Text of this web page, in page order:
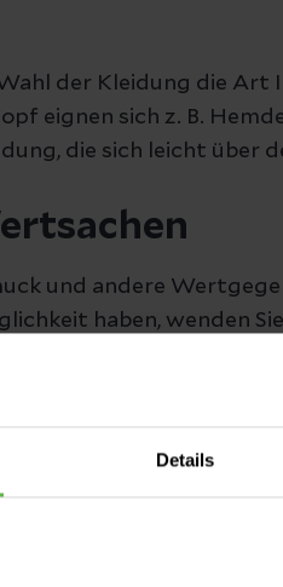
Details
der Kleidung die Art
eignen sich z. B.
die sich leicht über
und andere
haben, wenden